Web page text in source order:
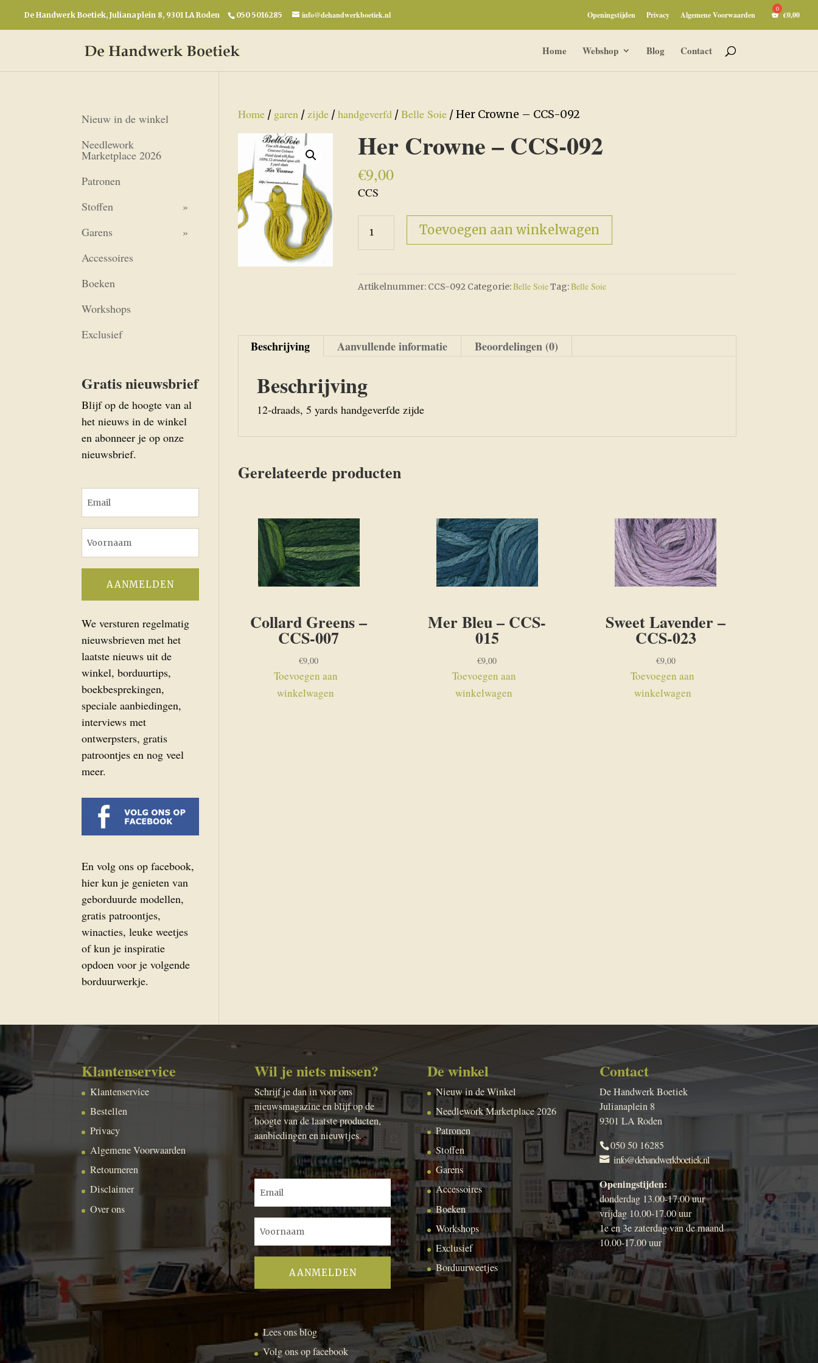
De Handwerk Boetiek, Julianaplein 8, 9301 LA Roden 050 5016285 info@dehandwerkboetiek.nl Openingstijden Privacy Algemene Voorwaarden €0,00
Home Webshop Blog Contact
Home / garen /zijde /handgeverfd /Belle Soie / Her Crowne – CCS-092
Her Crowne – CCS-092
€9,00
CCS
Crowne
092
Toevoegen aan winkelwagen
Artikelnummer: CCS-092 Categorie:Belle SoieTag:Belle Soie
Beschrijving Aanvullende informatie Beoordelingen (0)
Beschrijving
12-draads, 5 yards handgeverfde zijde
Gerelateerde producten
Collard Greens –
CCS-007
€9,00
Toevoegen aan
winkelwagen
Mer Bleu – CCS-
015
€9,00
Toevoegen aan
winkelwagen
Sweet Lavender –
CCS-023
€9,00
Toevoegen aan
winkelwagen
Nieuw in de winkel
Needlework
Marketplace 2026
Patronen
Stoffen
Garens
Accessoires
Boeken
Workshops
Exclusief
Gratis nieuwsbrief
Blijf op de hoogte van al
het nieuws in de winkel
en abonneer je op onze
nieuwsbrief.
We versturen regelmatig
nieuwsbrieven met het
laatste nieuws uit de
winkel, borduurtips,
boekbesprekingen,
speciale aanbiedingen,
interviews met
ontwerpsters, gratis
patroontjes en nog veel
meer.
En volg ons op facebook,
hier kun je genieten van
geborduurde modellen,
gratis patroontjes,
winacties, leuke weetjes
of kun je inspiratie
opdoen voor je volgende
borduurwerkje.
Klantenservice
Klantenservice
Bestellen
Privacy
Algemene Voorwaarden
Retourneren
Disclaimer
Over ons
Wil je niets missen?
Schrijf je dan in voor ons
nieuwsmagazine en blijf op de
hoogte van de laatste producten,
aanbiedingen en nieuwtjes.
Lees ons blog
Volg ons op facebook
De winkel
Nieuw in de Winkel
Needlework Marketplace 2026
Patronen
Stoffen
Garens
Accessoires
Boeken
Workshops
Exclusief
Borduurweetjes
Contact
De Handwerk Boetiek
Julianaplein 8
9301 LA Roden
050 50 16285
info@dehandwerkboetiek.nl
Openingstijden:
donderdag 13.00-17.00 uur
vrijdag 10.00-17.00 uur
1e en 3e zaterdag van de maand
10.00-17.00 uur